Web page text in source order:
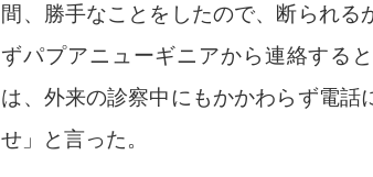
間、勝手なことをしたので、断られる
ずパプアニューギニアから連絡する
は、外来の診察中にもかかわらず電話
せ」と言った。